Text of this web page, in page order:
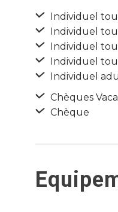
Individuel
Individuel
Individuel
Individuel
Individuel
Chèques
Chèque